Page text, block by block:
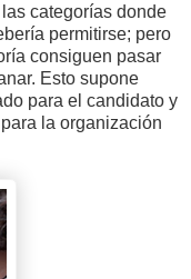
categorías donde
permitirse; pero
consiguen pasar
Esto supone
para el candidato y
la organización